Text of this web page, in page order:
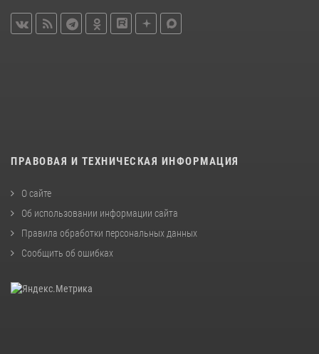
ПРАВОВАЯ И ТЕХНИЧЕСКАЯ ИНФОРМАЦИЯ
О сайте
Об использовании информации сайта
Правила обработки персональных данных
Сообщить об ошибках